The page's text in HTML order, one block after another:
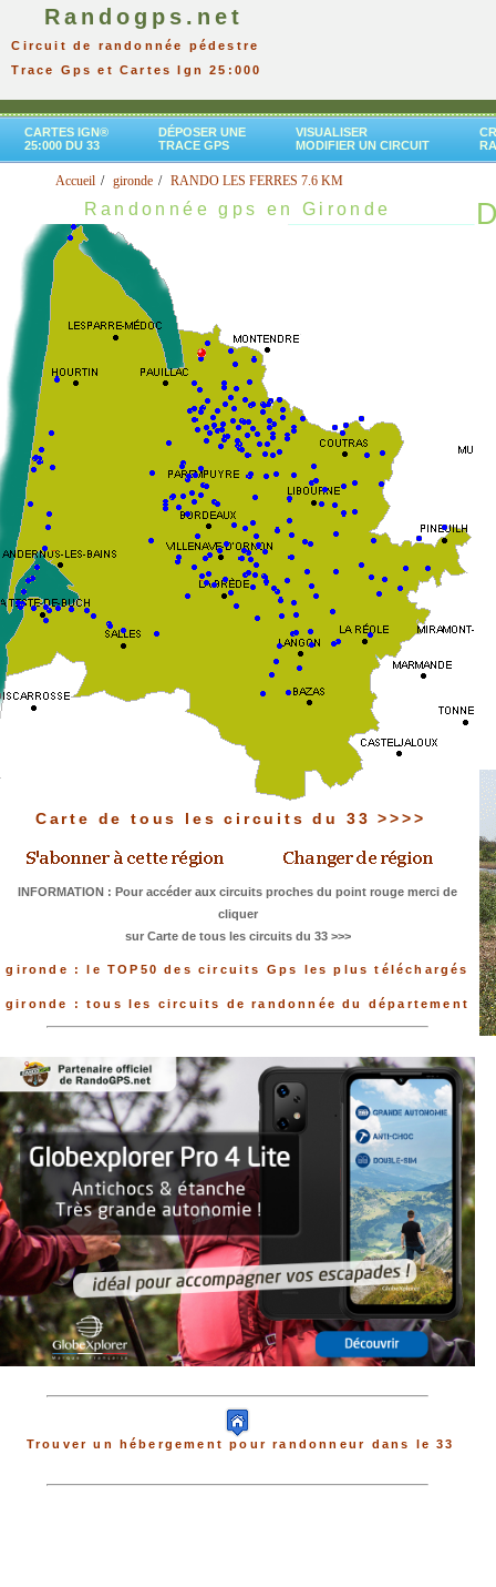
Randogps.net
Circuit de randonnée pédestre
Trace Gps et Cartes Ign 25:000
CARTES IGN®
25:000 DU 33
DÉPOSER UNE
TRACE GPS
VISUALISER
MODIFIER UN CIRCUIT
Accueil gironde RANDO LES FERRES 7.6 KM
Randonnée gps en Gironde
Carte de tous les circuits du 33 >>>>
INFORMATION : Pour accéder aux circuits proches du point rouge merci de
cliquer
sur Carte de tous les circuits du 33 >>>
gironde : le TOP50 des circuits Gps les plus téléchargés
gironde : tous les circuits de randonnée du département
Trouver un hébergement pour randonneur dans le 33